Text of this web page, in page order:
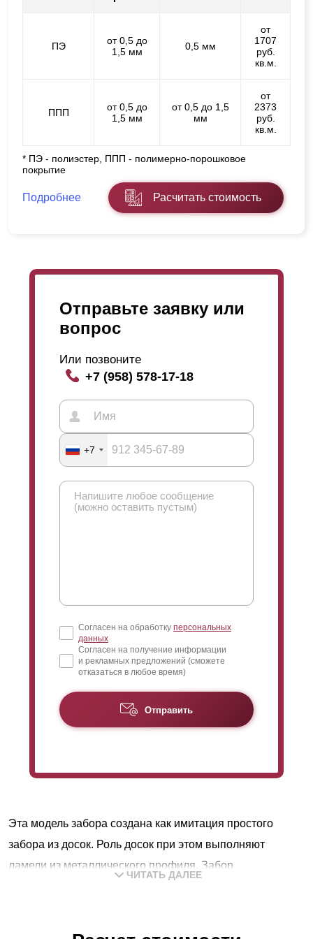
ПЭ
от 0,5 до
1,5 мм
0,5 мм
от
1707
руб.
кв.м.
ППП
от 0,5 до
1,5 мм
от 0,5 до 1,5
мм
от
2373
руб.
кв.м.
* ПЭ - полиэстер, ППП - полимерно-порошковое
покрытие
Подробнее Расчитать стоимость
Отправьте заявку или
вопрос
Или позвоните
+7 (958) 578-17-18
+7
Согласен на обработку персональных
данных
Согласен на получение информации
и рекламных предложений (сможете
отказаться в любое время)
Отправить
Эта модель забора создана как имитация простого
забора из досок. Роль досок при этом выполняют
ламели из металлического профиля. Забор
ЧИТАТЬ ДАЛЕЕ